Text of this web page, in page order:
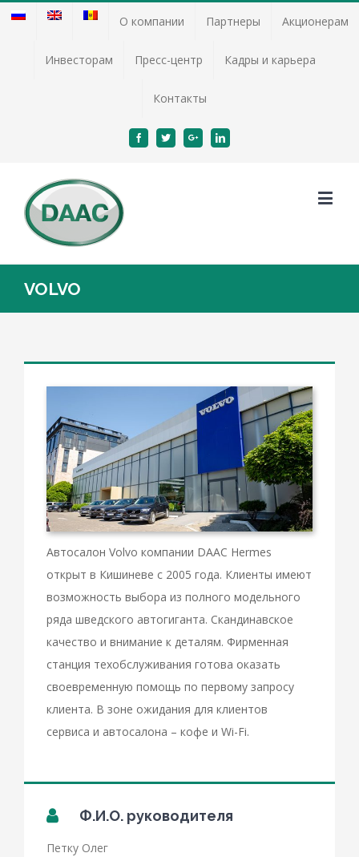
О компании Партнеры Акционерам
Инвесторам Пресс-центр Кадры и карьера
Контакты
FacebookTwitterGoogle+Linkedin
VOLVO
Автосалон Volvo компании DAAC Hermes
открыт в Кишиневе с 2005 года. Клиенты имеют
возможность выбора из полного модельного
ряда шведского автогиганта. Скандинавское
качество и внимание к деталям. Фирменная
станция техобслуживания готова оказать
своевременную помощь по первому запросу
клиента. В зоне ожидания для клиентов
сервиса и автосалона – кофе и Wi-Fi.
Ф.И.О. руководителя
Петку Олег